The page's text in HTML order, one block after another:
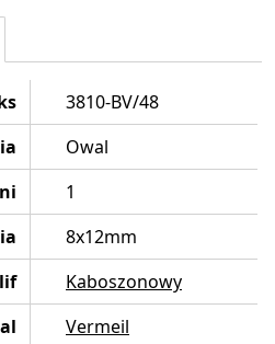
3810-BV/48
Owal
1
8x12mm
Kaboszonowy
Vermeil